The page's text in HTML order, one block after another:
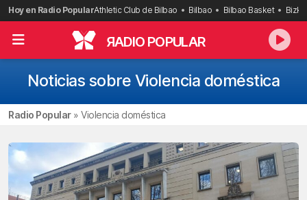
Saltar
al
contenido
Hoy en Radio PopularAthletic Club de Bilbao Bilbao Bilbao Basket
RADIO POPULAR
Noticias sobre Violencia doméstica
Radio Popular» Violencia doméstica